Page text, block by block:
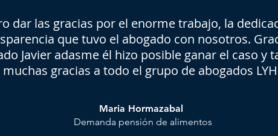
dar las gracias por el enorme trabajo, la
que tuvo el abogado con nosotros.
Javier adasme él hizo posible ganar el caso y
muchas gracias a todo el grupo de abogados
Maria Hormazabal
Demanda pensión de alimentos